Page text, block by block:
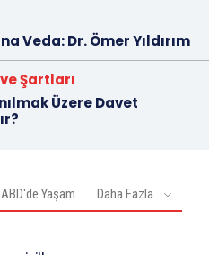
Veda: Dr. Ömer Yıldırım
Şartları
Üzere Davet
ABD'de Yaşam Daha Fazla